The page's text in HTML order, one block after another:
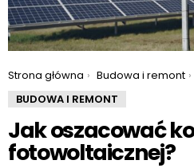
You are here:
Strona główna Budowa i remont
BUDOWA I REMONT
Jak oszacować
fotowoltaicznej?